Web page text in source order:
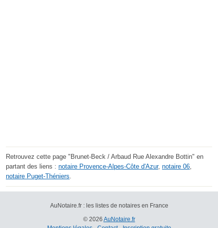
Retrouvez cette page "Brunet-Beck / Arbaud Rue Alexandre Bottin" en
partant des liens : notaire Provence-Alpes-Côte d'Azur, notaire 06,
notaire Puget-Théniers.
AuNotaire.fr : les listes de notaires en France
© 2026 AuNotaire.fr